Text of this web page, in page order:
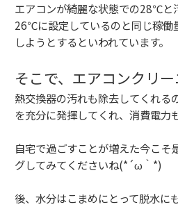
エアコンが綺麗な状態での28℃と
26℃に設定しているのと同じ稼働
しようとするといわれています。
そこで、エアコンクリー
熱交換器の汚れも除去してくれる
を充分に発揮してくれ、消費電力
自宅で過ごすことが増えた今こそ
グしてみてくださいね(*´ω｀*)
後、水分はこまめにとって脱水に